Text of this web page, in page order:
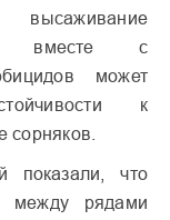
вместе с
может
к
сорняков.
показали, что
между рядами